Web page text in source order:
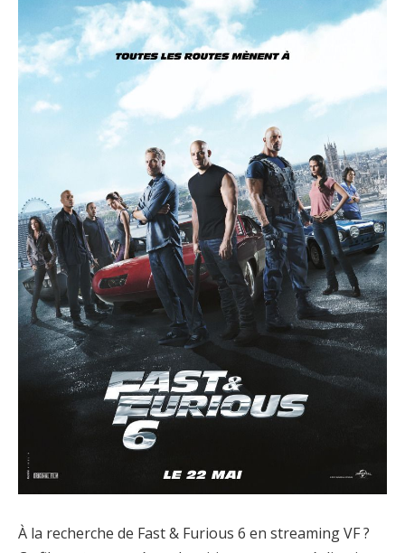
À la recherche de Fast & Furious 6 en streaming VF ?